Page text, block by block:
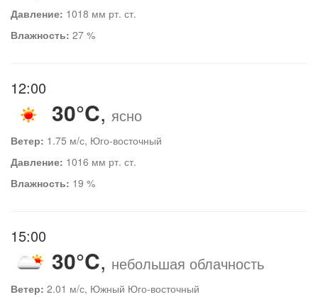
Давление: 1018 мм рт. ст.
Влажность: 27 %
12:00
30°C, ясно
Ветер: 1.75 м/с, Юго-восточный
Давление: 1016 мм рт. ст.
Влажность: 19 %
15:00
30°C, небольшая облачность
Ветер: 2.01 м/с, Южный Юго-восточный